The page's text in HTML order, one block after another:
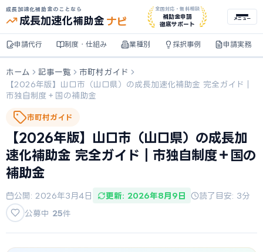
成長加速化補助金のことなら
成長加速化補助金 ナビ
全国対応・無料相談
補助金申請
徹底サポート
メニュー
申請代行 制度・仕組み 業種別 採択事例 申請実務
ホーム 記事一覧
市町村ガイド
【2026年版】山口市（山口県）の成長加速化補助金 完全ガイド｜
市独自制度＋国の補助金
市町村ガイド
【2026年版】山口市（山口県）の成長加
速化補助金 完全ガイド｜市独自制度＋国の
補助金
公開: 2026年3月4日 更新: 2026年8月9日
読了目安: 3分
公募中 25件